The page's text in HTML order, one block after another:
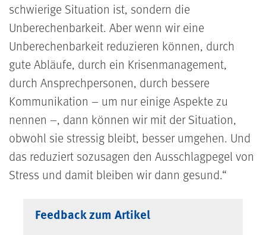
schwierige Situation ist, sondern die
Unberechenbarkeit. Aber wenn wir eine
Unberechenbarkeit reduzieren können, durch
gute Abläufe, durch ein Krisenmanagement,
durch Ansprechpersonen, durch bessere
Kommunikation – um nur einige Aspekte zu
nennen –, dann können wir mit der Situation,
obwohl sie stressig bleibt, besser umgehen. Und
das reduziert sozusagen den Ausschlagpegel von
Stress und damit bleiben wir dann gesund.
Feedback zum Artikel